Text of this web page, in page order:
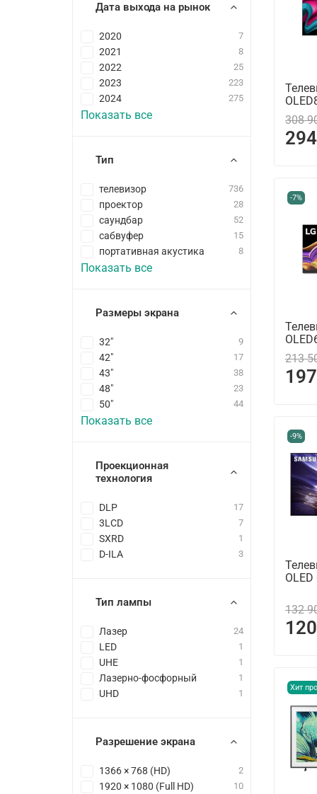
308
-7%
213
-9%
OLED
132
Хит
Дата выхода на рынок
2020 7
2021 8
2022 25
2023 223
2024 275
Показать все
Тип
телевизор 736
проектор 28
саундбар 52
сабвуфер 15
портативная акустика 8
Показать все
Размеры экрана
32" 9
42" 17
43" 38
48" 23
50" 44
Показать все
Проекционная
технология
DLP 17
3LCD 7
SXRD 1
D-ILA 3
Тип лампы
Лазер 24
LED 1
UHE 1
Лазерно-фосфорный 1
UHD 1
Разрешение экрана
1366 × 768 (HD) 2
1920 × 1080 (Full HD) 10